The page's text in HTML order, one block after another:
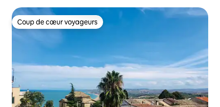
Coup de cœur voyageurs
Coup de cœur voyageurs